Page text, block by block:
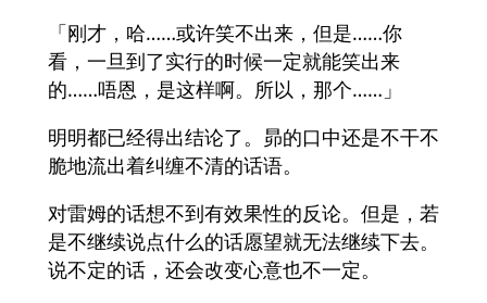
「刚才，哈……或许笑不出来，但是……你
看，一旦到了实行的时候一定就能笑出来
的……唔恩，是这样啊。所以，那个……」
明明都已经得出结论了。昴的口中还是不干不
脆地流出着纠缠不清的话语。
对雷姆的话想不到有效果性的反论。但是，若
是不继续说点什么的话愿望就无法继续下去。
说不定的话，还会改变心意也不一定。